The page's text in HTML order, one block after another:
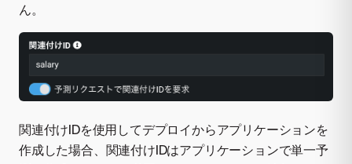
ん。
関連付けIDを使用してデプロイからアプリケーションを
作成した場合、関連付けIDはアプリケーションで単一予